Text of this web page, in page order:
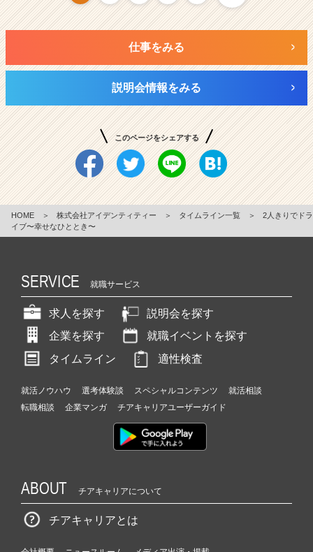
仕事をみる
説明会情報をみる
このページをシェアする
HOME ＞ 株式会社アイデンティティー ＞ タイムライン一覧 ＞
2人きりでドラ
イブ〜幸せなひととき〜
SERVICE 就職サービス
求人を探す
説明会を探す
企業を探す
就職イベントを探す
タイムライン
適性検査
就活ノウハウ 選考体験談 スペシャルコンテンツ
就活相談
転職相談
企業マンガ チアキャリアユーザーガイド
ABOUT チアキャリアについて
チアキャリアとは